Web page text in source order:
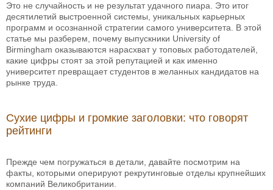
Это не случайность и не результат удачного пиара. Это итог
десятилетий выстроенной системы, уникальных карьерных
программ и осознанной стратегии самого университета. В этой
статье мы разберем, почему выпускники University of
Birmingham оказываются нарасхват у топовых работодателей,
какие цифры стоят за этой репутацией и как именно
университет превращает студентов в желанных кандидатов на
рынке труда.
Сухие цифры и громкие заголовки: что говорят
рейтинги
Прежде чем погружаться в детали, давайте посмотрим на
факты, которыми оперируют рекрутинговые отделы крупнейших
компаний Великобритании.